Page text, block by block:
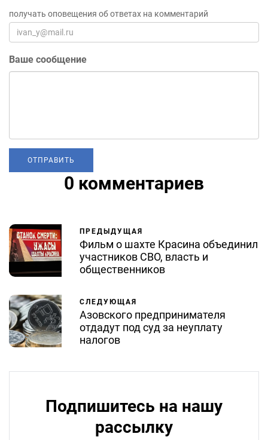
получать оповещения об ответах на комментарий
Ваше сообщение
0 комментариев
ПРЕДЫДУЩАЯ
Фильм о шахте Красина объединил
участников СВО, власть и
общественников
СЛЕДУЮЩАЯ
Азовского предпринимателя
отдадут под суд за неуплату
налогов
Подпишитесь на нашу
рассылку